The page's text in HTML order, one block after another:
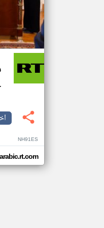
NH91ES
arabic.rt.com